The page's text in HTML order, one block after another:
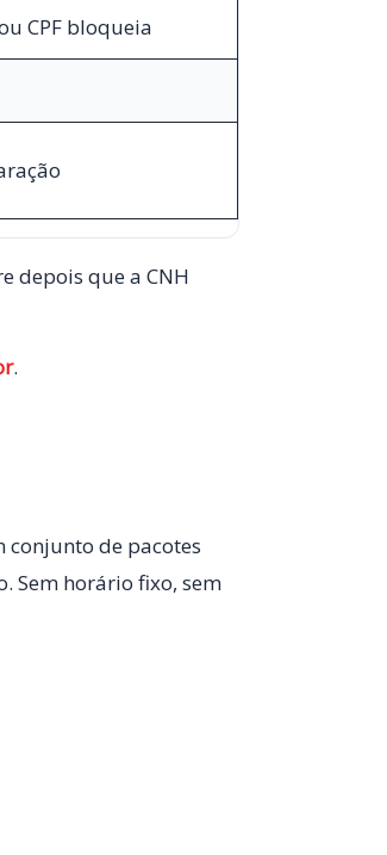
CPF bloqueia
depois que a CNH
.
conjunto de pacotes
Sem horário fixo, sem